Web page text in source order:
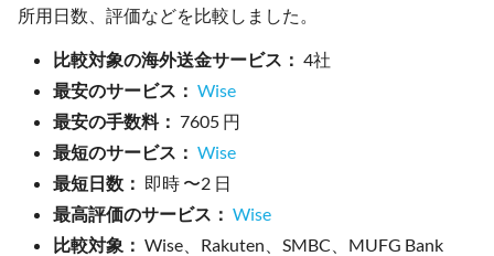
所用日数、評価などを比較しました。
比較対象の海外送金サービス： 4社
最安のサービス： Wise
最安の手数料： 7605 円
最短のサービス： Wise
最短日数： 即時 〜2 日
最高評価のサービス： Wise
比較対象： Wise、Rakuten、SMBC、MUFG Bank